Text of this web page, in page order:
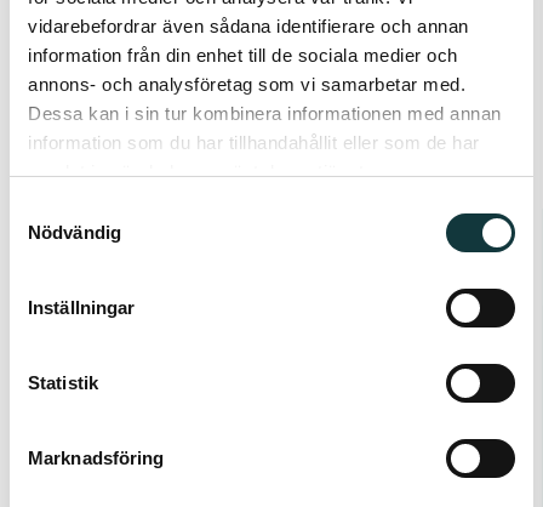
vidarebefordrar även sådana identifierare och annan
information från din enhet till de sociala medier och
annons- och analysföretag som vi samarbetar med.
Dessa kan i sin tur kombinera informationen med annan
information som du har tillhandahållit eller som de har
samlat in när du har använt deras tjänster.
Nödvändig
Inställningar
Statistik
Marknadsföring